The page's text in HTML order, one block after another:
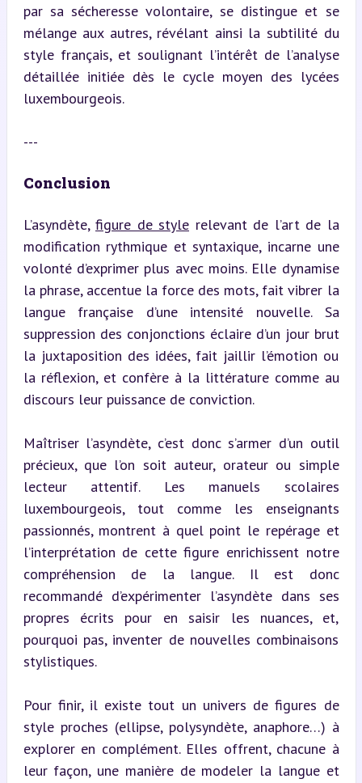
par sa sécheresse volontaire, se distingue et se
mélange aux autres, révélant ainsi la subtilité du
style français, et soulignant l’intérêt de l’analyse
détaillée initiée dès le cycle moyen des lycées
luxembourgeois.
---
Conclusion
L’asyndète, figure de style relevant de l’art de la
modification rythmique et syntaxique, incarne une
volonté d’exprimer plus avec moins. Elle dynamise
la phrase, accentue la force des mots, fait vibrer la
langue française d’une intensité nouvelle. Sa
suppression des conjonctions éclaire d’un jour brut
la juxtaposition des idées, fait jaillir l’émotion ou
la réflexion, et confère à la littérature comme au
discours leur puissance de conviction.
Maîtriser l’asyndète, c’est donc s’armer d’un outil
précieux, que l’on soit auteur, orateur ou simple
lecteur attentif. Les manuels scolaires
luxembourgeois, tout comme les enseignants
passionnés, montrent à quel point le repérage et
l’interprétation de cette figure enrichissent notre
compréhension de la langue. Il est donc
recommandé d’expérimenter l’asyndète dans ses
propres écrits pour en saisir les nuances, et,
pourquoi pas, inventer de nouvelles combinaisons
stylistiques.
Pour finir, il existe tout un univers de figures de
style proches (ellipse, polysyndète, anaphore…) à
explorer en complément. Elles offrent, chacune à
leur façon, une manière de modeler la langue et